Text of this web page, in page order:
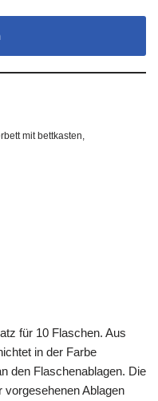
mit bettkasten
für 10 Flaschen. Aus
in der Farbe
den Flaschenablagen. Die
vorgesehenen Ablagen